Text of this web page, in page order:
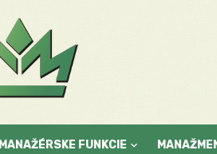
MANAŽÉRSKE FUNKCIE